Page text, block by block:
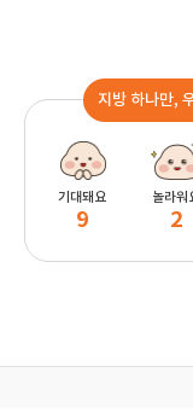
지방 하나만,
기대돼요
9
놀라워
2